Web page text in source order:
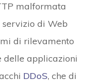
malformata
di Web
di rilevamento
applicazioni
DDoS, che di